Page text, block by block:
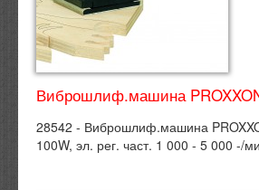
Виброшлиф.машина
28542 - Виброшлиф.машина
100W, эл. рег. част. 1 000 - 5 000 -/